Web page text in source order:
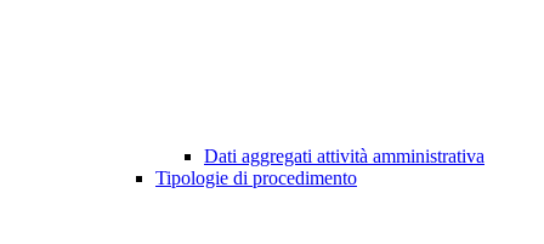
Dati aggregati attività amministrativa
Tipologie di procedimento